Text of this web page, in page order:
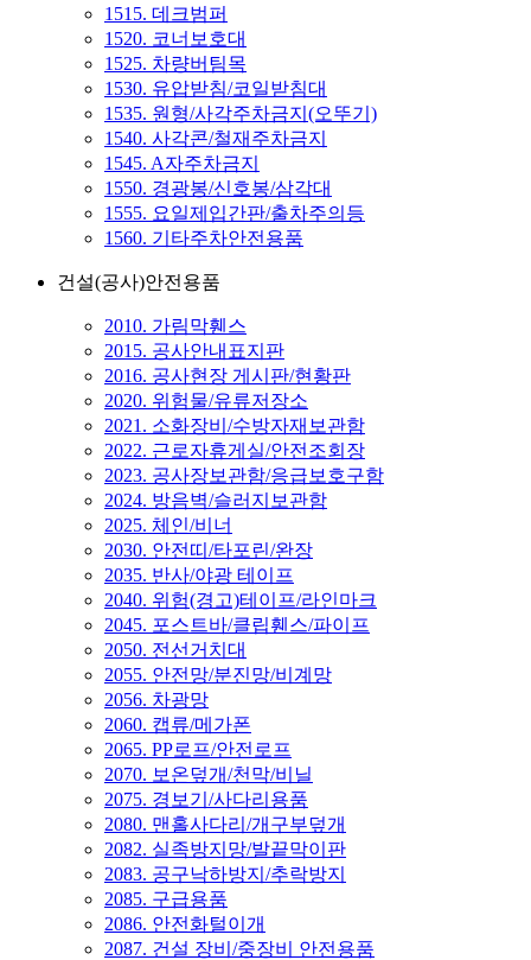
1515. 데크범퍼
1520. 코너보호대
1525. 차량버팀목
1530. 유압받침/코일받침대
1535. 원형/사각주차금지(오뚜기)
1540. 사각콘/철재주차금지
1545. A자주차금지
1550. 경광봉/신호봉/삼각대
1555. 요일제입간판/출차주의등
1560. 기타주차안전용품
건설(공사)안전용품
2010. 가림막휀스
2015. 공사안내표지판
2016. 공사현장 게시판/현황판
2020. 위험물/유류저장소
2021. 소화장비/수방자재보관함
2022. 근로자휴게실/안전조회장
2023. 공사장보관함/응급보호구함
2024. 방음벽/슬러지보관함
2025. 체인/비너
2030. 안전띠/타포린/완장
2035. 반사/야광 테이프
2040. 위험(경고)테이프/라인마크
2045. 포스트바/클립휀스/파이프
2050. 전선거치대
2055. 안전망/분진망/비계망
2056. 차광망
2060. 캡류/메가폰
2065. PP로프/안전로프
2070. 보온덮개/천막/비닐
2075. 경보기/사다리용품
2080. 맨홀사다리/개구부덮개
2082. 실족방지망/발끝막이판
2083. 공구낙하방지/추락방지
2085. 구급용품
2086. 안전화털이개
2087. 건설 장비/중장비 안전용품